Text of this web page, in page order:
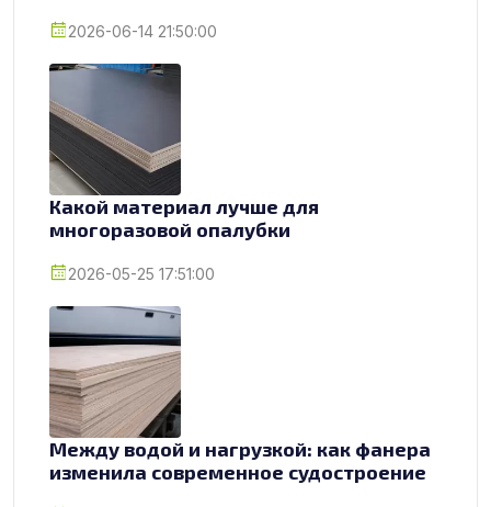
2026-06-14 21:50:00
Какой материал лучше для
многоразовой опалубки
2026-05-25 17:51:00
Между водой и нагрузкой: как фанера
изменила современное судостроение